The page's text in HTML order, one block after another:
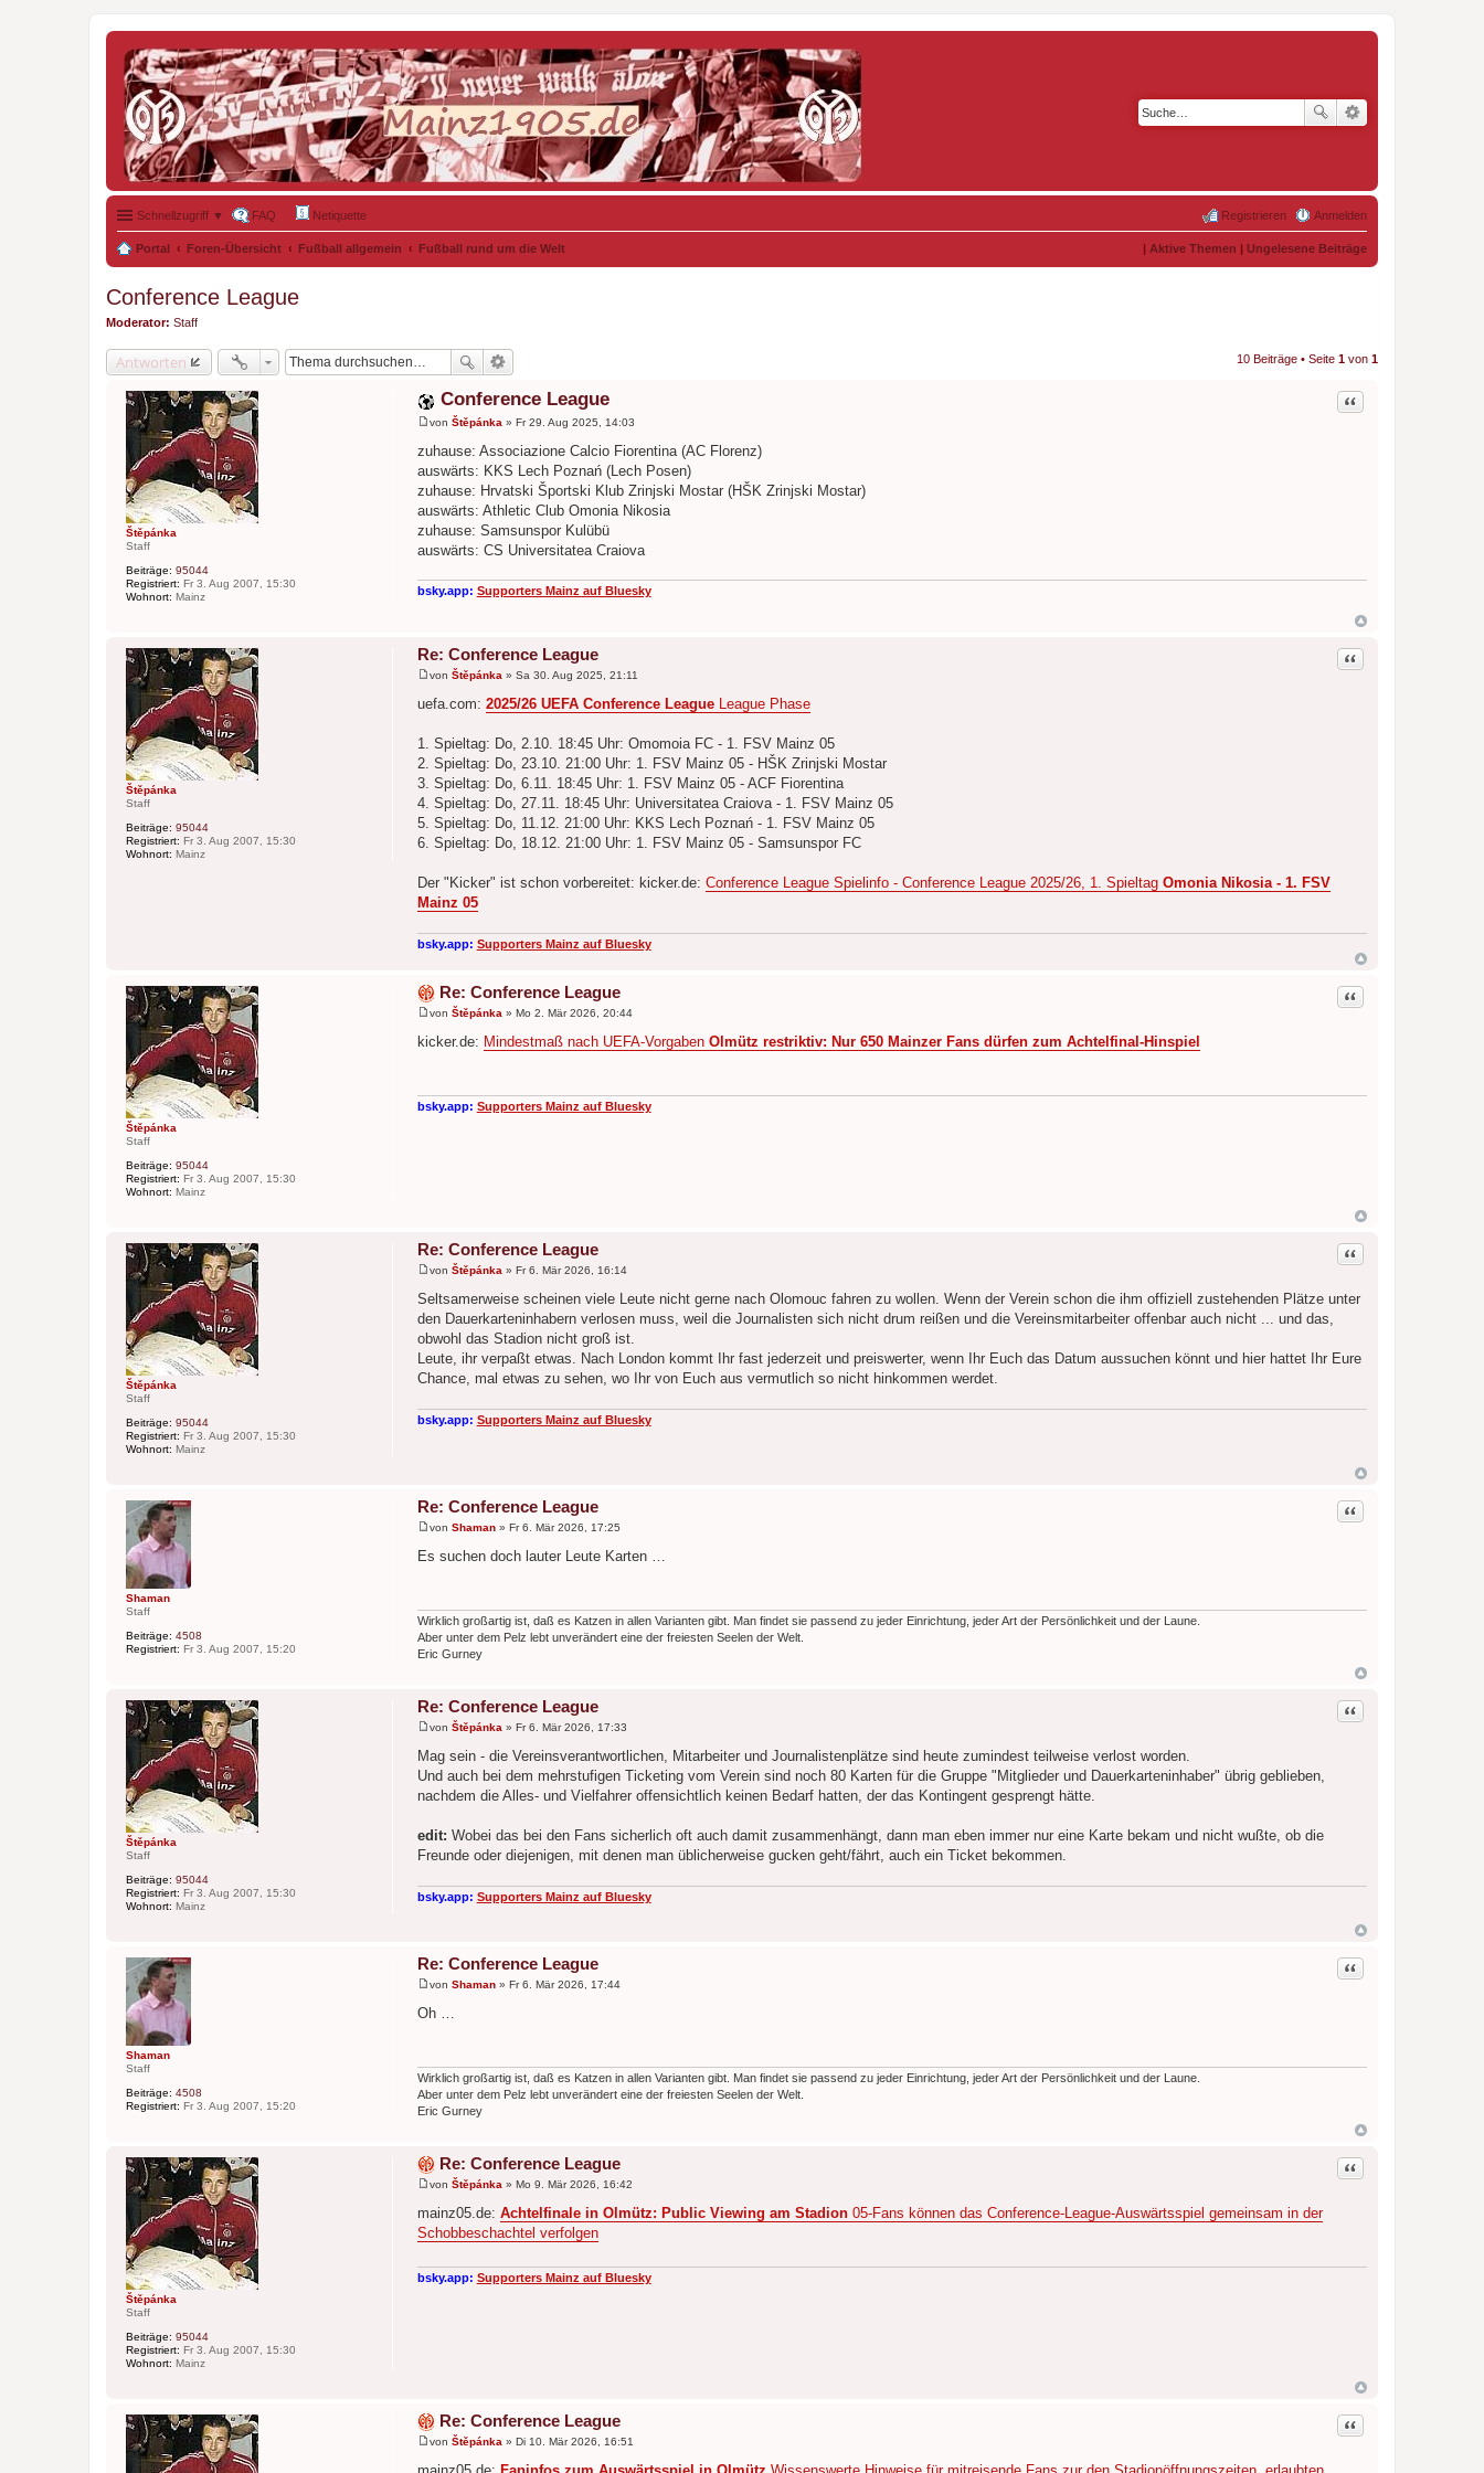
Schnellzugriff ▼ FAQ Netiquette Anmelden
Registrieren
Portal Foren-Übersicht Fußball allgemein Fußball rund um die Welt | Aktive Themen | Ungelesene Beiträge
Conference League
Moderator: Staff
Antworten 10 Beiträge • Seite 1 von 1
Štěpánka
Staff
Beiträge: 95044
Registriert: Fr 3. Aug 2007, 15:30
Wohnort: Mainz
Conference League Zitat
e
i
t
a
g
von Štěpánka » Fr 29. Aug 2025, 14:03
zuhause: Associazione Calcio Fiorentina (AC Florenz)
auswärts: KKS Lech Poznań (Lech Posen)
zuhause: Hrvatski Športski Klub Zrinjski Mostar (HŠK Zrinjski Mostar)
auswärts: Athletic Club Omonia Nikosia
zuhause: Samsunspor Kulübü
auswärts: CS Universitatea Craiova
bsky.app: Supporters Mainz auf Bluesky
Štěpánka
Staff
Beiträge: 95044
Registriert: Fr 3. Aug 2007, 15:30
Wohnort: Mainz
Re: Conference League Zitat
e
i
a
g
von Štěpánka » Sa 30. Aug 2025, 21:11
uefa.com: 2025/26 UEFA Conference League League Phase
1. Spieltag: Do, 2.10. 18:45 Uhr: Omomoia FC - 1. FSV Mainz 05
2. Spieltag: Do, 23.10. 21:00 Uhr: 1. FSV Mainz 05 - HŠK Zrinjski Mostar
3. Spieltag: Do, 6.11. 18:45 Uhr: 1. FSV Mainz 05 - ACF Fiorentina
4. Spieltag: Do, 27.11. 18:45 Uhr: Universitatea Craiova - 1. FSV Mainz 05
5. Spieltag: Do, 11.12. 21:00 Uhr: KKS Lech Poznań - 1. FSV Mainz 05
6. Spieltag: Do, 18.12. 21:00 Uhr: 1. FSV Mainz 05 - Samsunspor FC
Der "Kicker" ist schon vorbereitet: kicker.de: Conference League Spielinfo - Conference League 2025/26, 1. Spieltag Omonia Nikosia - 1. FSV
Mainz 05
bsky.app: Supporters Mainz auf Bluesky
Štěpánka
Staff
Beiträge: 95044
Registriert: Fr 3. Aug 2007, 15:30
Wohnort: Mainz
Re: Conference League Zitat
i
g
von Štěpánka » Mo 2. Mär 2026, 20:44
kicker.de: Mindestmaß nach UEFA-Vorgaben Olmütz restriktiv: Nur 650 Mainzer Fans dürfen zum Achtelfinal-Hinspiel
bsky.app: Supporters Mainz auf Bluesky
Štěpánka
Staff
Beiträge: 95044
Registriert: Fr 3. Aug 2007, 15:30
Wohnort: Mainz
Re: Conference League Zitat
e
i
t
a
g
von Štěpánka » Fr 6. Mär 2026, 16:14
Seltsamerweise scheinen viele Leute nicht gerne nach Olomouc fahren zu wollen. Wenn der Verein schon die ihm offiziell zustehenden Plätze unter
den Dauerkarteninhabern verlosen muss, weil die Journalisten sich nicht drum reißen und die Vereinsmitarbeiter offenbar auch nicht ... und das,
obwohl das Stadion nicht groß ist.
Leute, ihr verpaßt etwas. Nach London kommt Ihr fast jederzeit und preiswerter, wenn Ihr Euch das Datum aussuchen könnt und hier hattet Ihr Eure
Chance, mal etwas zu sehen, wo Ihr von Euch aus vermutlich so nicht hinkommen werdet.
bsky.app: Supporters Mainz auf Bluesky
Shaman
Staff
Beiträge: 4508
Registriert: Fr 3. Aug 2007, 15:20
Re: Conference League Zitat
i
g
von Shaman» Fr 6. Mär 2026, 17:25
Es suchen doch lauter Leute Karten …
Wirklich großartig ist, daß es Katzen in allen Varianten gibt. Man findet sie passend zu jeder Einrichtung, jeder Art der Persönlichkeit und der Laune.
Aber unter dem Pelz lebt unverändert eine der freiesten Seelen der Welt.
Eric Gurney
Štěpánka
Staff
Beiträge: 95044
Registriert: Fr 3. Aug 2007, 15:30
Wohnort: Mainz
Re: Conference League Zitat
i
t
a
von Štěpánka » Fr 6. Mär 2026, 17:33
Mag sein - die Vereinsverantwortlichen, Mitarbeiter und Journalistenplätze sind heute zumindest teilweise verlost worden.
Und auch bei dem mehrstufigen Ticketing vom Verein sind noch 80 Karten für die Gruppe "Mitglieder und Dauerkarteninhaber" übrig geblieben,
nachdem die Alles- und Vielfahrer offensichtlich keinen Bedarf hatten, der das Kontingent gesprengt hätte.
edit: Wobei das bei den Fans sicherlich oft auch damit zusammenhängt, dann man eben immer nur eine Karte bekam und nicht wußte, ob die
Freunde oder diejenigen, mit denen man üblicherweise gucken geht/fährt, auch ein Ticket bekommen.
bsky.app: Supporters Mainz auf Bluesky
Shaman
Staff
Beiträge: 4508
Registriert: Fr 3. Aug 2007, 15:20
Re: Conference League Zitat
e
i
g
von Shaman» Fr 6. Mär 2026, 17:44
Oh …
Wirklich großartig ist, daß es Katzen in allen Varianten gibt. Man findet sie passend zu jeder Einrichtung, jeder Art der Persönlichkeit und der Laune.
Aber unter dem Pelz lebt unverändert eine der freiesten Seelen der Welt.
Eric Gurney
Štěpánka
Staff
Beiträge: 95044
Registriert: Fr 3. Aug 2007, 15:30
Wohnort: Mainz
Re: Conference League Zitat
i
t
g
von Štěpánka » Mo 9. Mär 2026, 16:42
mainz05.de: Achtelfinale in Olmütz: Public Viewing am Stadion05-Fans können das Conference-League-Auswärtsspiel gemeinsam in der
Schobbeschachtel verfolgen
bsky.app: Supporters Mainz auf Bluesky
Re: Conference League Zitat
von Štěpánka » Di 10. Mär 2026, 16:51